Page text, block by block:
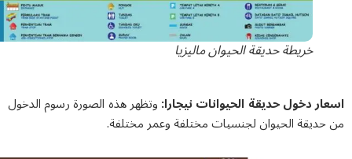
خريطة حديقة الحيوان مالیزیا
دخول حديقة الحيوانات نيجارا:وتظهر هذه الصورة رسوم الدخول
الحيوان لجنسيات مختلفة وعمر مختلفة.